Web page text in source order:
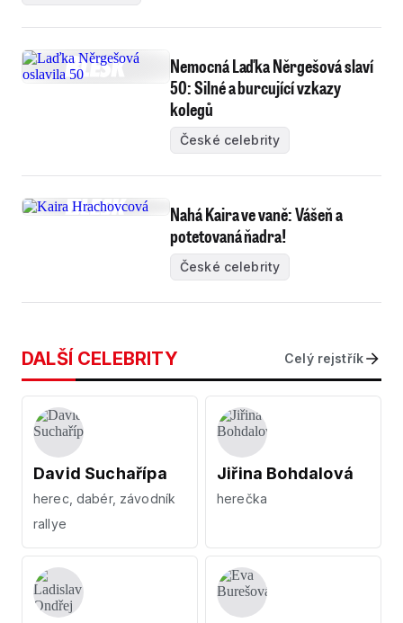
Nemocná Laďka Něrgešová slaví
50: Silné a burcující vzkazy
kolegů
České celebrity
Nahá Kaira ve vaně: Vášeň a
potetovaná ňadra!
České celebrity
DALŠÍ CELEBRITY Celý rejstřík
David Suchařípa
herec, dabér, závodník
rallye
Jiřina Bohdalová
herečka